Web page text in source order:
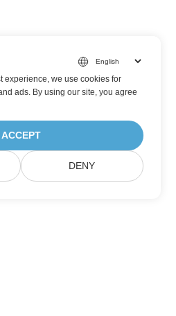
experience, we use cookies for
ads. By using our site, you agree
ACCEPT
DENY